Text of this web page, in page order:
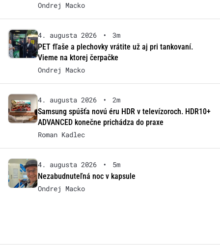
Ondrej Macko
4. augusta 2026 •
3m
PET fľaše a plechovky vrátite už aj pri tankovaní.
Vieme na ktorej čerpačke
Ondrej Macko
4. augusta 2026 •
2m
Samsung spúšťa novú éru HDR v televízoroch. HDR10+
ADVANCED konečne prichádza do praxe
Roman Kadlec
4. augusta 2026 •
5m
Nezabudnuteľná noc v kapsule
Ondrej Macko